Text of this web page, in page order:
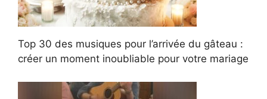
Top 30 des musiques pour l’arrivée du gâteau :
créer un moment inoubliable pour votre mariage